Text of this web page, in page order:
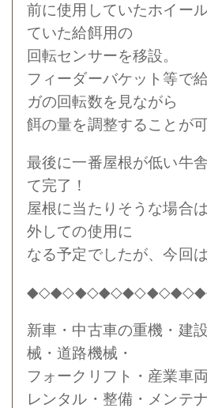
前に使用していたホイー
ていた給餌用の
回転センサーを移設。
フィーダーバケット等で
ガの回転数を見ながら
餌の量を調整することが可
最後に一番屋根が低い牛
て完了！
屋根に当たりそうな場合
外しての使用に
なる予定でしたが、今回
◆◇◆◇◆◇◆
新車・中古車の重機・建
械・道路機械・
フォークリフト・産業車
レンタル・整備・メンテ